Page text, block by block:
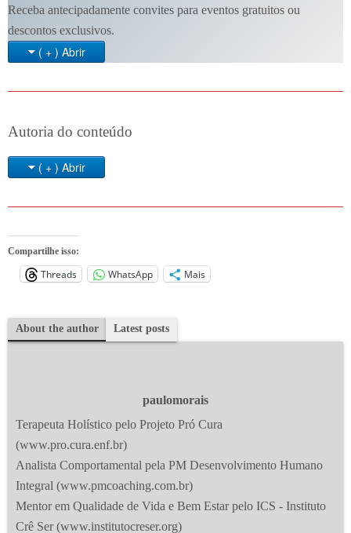
Receba antecipadamente convites para eventos gratuitos ou
descontos exclusivos.
( + ) Abrir
Autoria do conteúdo
( + ) Abrir
Compartilhe isso:
Threads WhatsApp Mais
About the author Latest posts
paulomorais
Terapeuta Holístico pelo Projeto Pró Cura
(www.pro.cura.enf.br)
Analista Comportamental pela PM Desenvolvimento Humano
Integral (www.pmcoaching.com.br)
Mentor em Qualidade de Vida e Bem Estar pelo ICS - Instituto
Crê Ser (www.institutocreser.org)